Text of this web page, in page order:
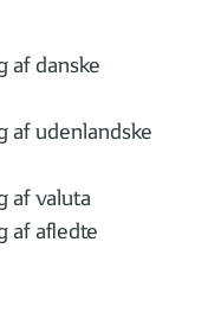
af danske
af udenlandske
af valuta
af afledte